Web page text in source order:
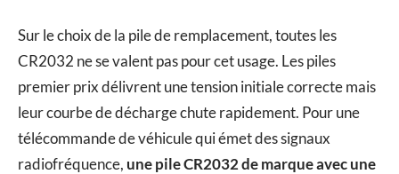
Sur le choix de la pile de remplacement, toutes les
CR2032 ne se valent pas pour cet usage. Les piles
premier prix délivrent une tension initiale correcte mais
leur courbe de décharge chute rapidement. Pour une
télécommande de véhicule qui émet des signaux
radiofréquence, une pile CR2032 de marque avec une